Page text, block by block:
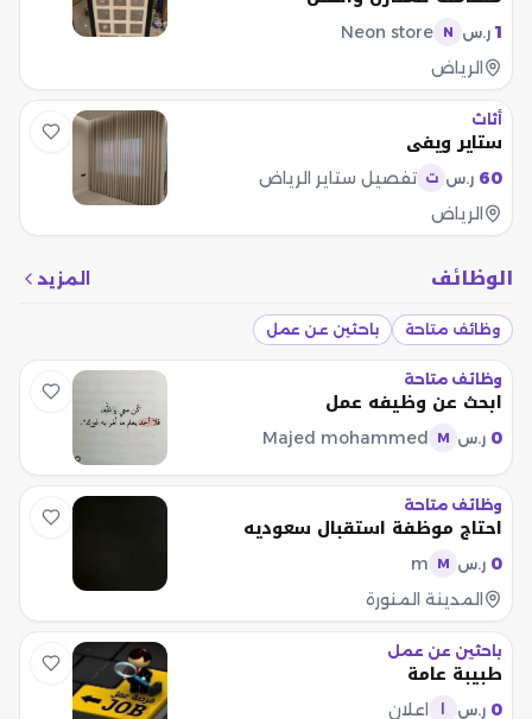
1 ر.س N
Neon store
الرياض
أثاث
ستاير ويفي
60 ر.س ت تفصيل ستاير الرياض
الرياض
الوظائف المزيد
وظائف متاحة باحثين عن عمل
وظائف متاحة
ابحث عن وظيفه عمل
0 ر.س M
Majed mohammed
وظائف متاحة
احتاج موظفة استقبال سعوديه
0 ر.س M
m
المدينة المنورة
باحثين عن عمل
طبيبة عامة
0 ر.س اعلان